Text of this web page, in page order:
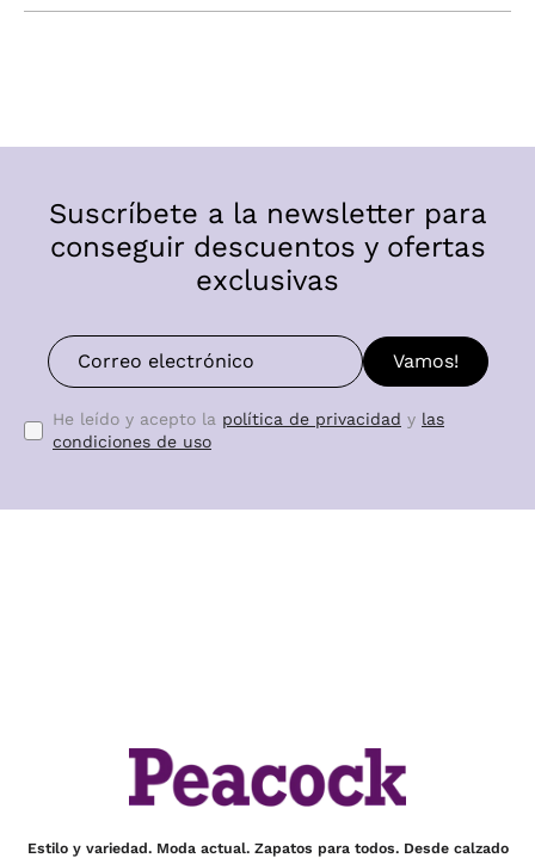
Suscríbete a la newsletter para
conseguir descuentos y ofertas
exclusivas
Vamos!
He leído y acepto la política de privacidad y las
condiciones de uso
Estilo y variedad. Moda actual. Zapatos para todos. Desde calzado